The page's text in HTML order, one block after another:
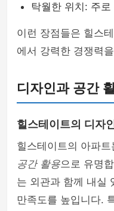
탁월한 위치: 주로
이런 장점들은 힐스
에서 강력한 경쟁력
디자인과 공간
힐스테이트의 디자
힐스테이트의 아파트
공간 활용으로 유명
는 외관과 함께 내실
만족도를 높입니다.